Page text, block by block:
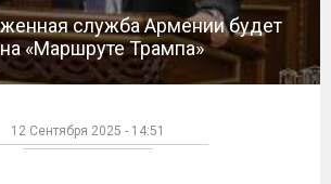
служба Армении будет
«Маршруте Трампа»
12 Сентября 2025 - 14:51